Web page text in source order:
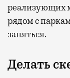
реализующих
рядом с
заняться.
Делать